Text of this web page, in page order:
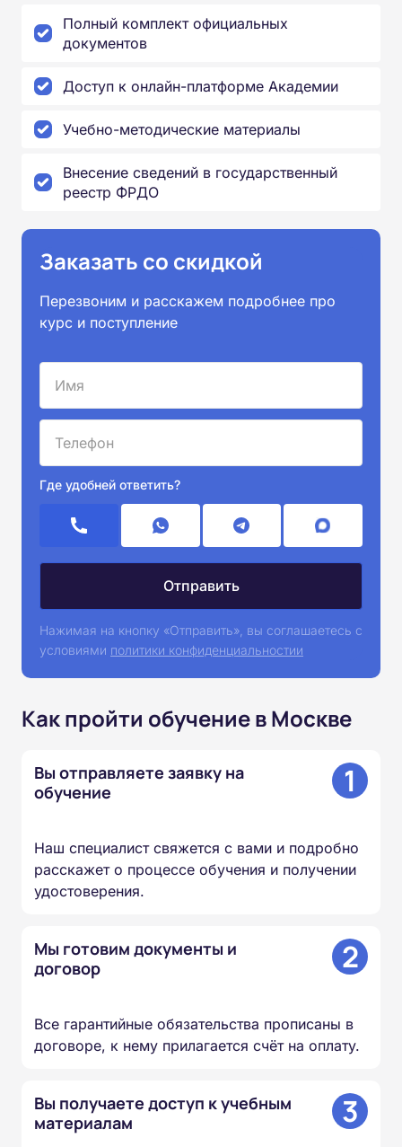
Полный комплект официальных
документов
Доступ к онлайн-платформе Академии
Учебно-методические материалы
Внесение сведений в государственный
реестр ФРДО
Заказать со скидкой
Перезвоним и расскажем подробнее про
курс и поступление
Где удобней ответить?
Нажимая на кнопку «Отправить», вы соглашаетесь с
условиями политики конфиденциальностии
Как пройти обучение в Москве
Вы отправляете заявку на
обучение
1
Наш специалист свяжется с вами и подробно
расскажет о процессе обучения и получении
удостоверения.
Мы готовим документы и
договор
2
Все гарантийные обязательства прописаны в
договоре, к нему прилагается счёт на оплату.
Вы получаете доступ к учебным
материалам
3